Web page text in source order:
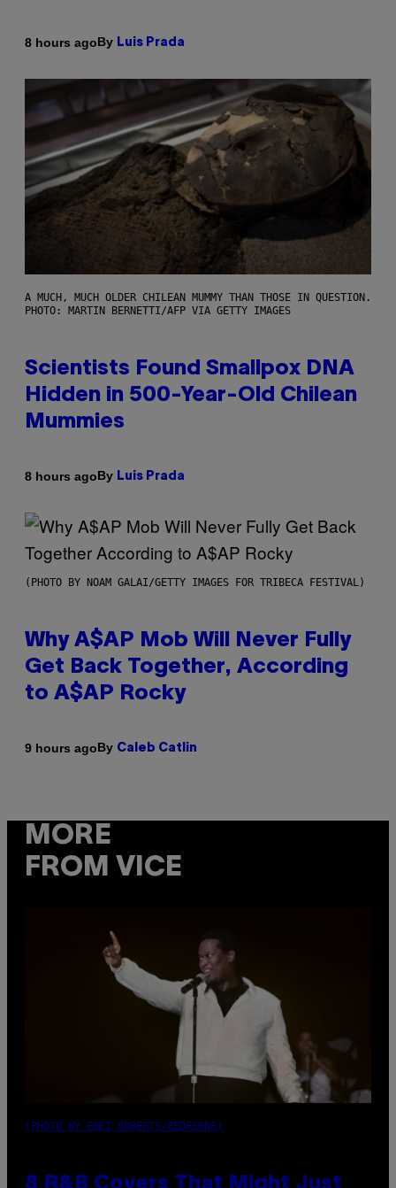
8 hours agoBy Luis Prada
A MUCH, MUCH OLDER CHILEAN MUMMY THAN THOSE IN QUESTION.
PHOTO: MARTIN BERNETTI/AFP VIA GETTY IMAGES
Scientists Found Smallpox DNA
Hidden in 500-Year-Old Chilean
Mummies
8 hours agoBy Luis Prada
(PHOTO BY NOAM GALAI/GETTY IMAGES FOR TRIBECA FESTIVAL)
Why A$AP Mob Will Never Fully
Get Back Together, According
to A$AP Rocky
9 hours agoBy Caleb Catlin
MORE
FROM VICE
(PHOTO BY EBET ROBERTS/REDFERNS)